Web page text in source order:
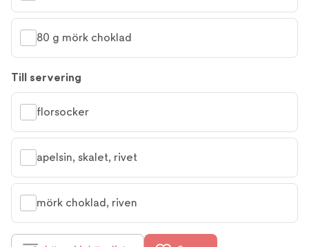
80 g mörk choklad
Till servering
florsocker
apelsin, skalet, rivet
mörk choklad, riven